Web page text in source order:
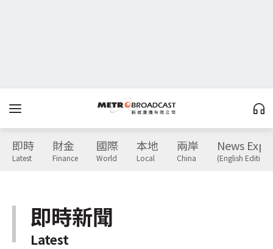
即時
Latest
財金
Finance
國際
World
本地
Local
兩岸
China
News
(English Edition)
即時新聞
Latest